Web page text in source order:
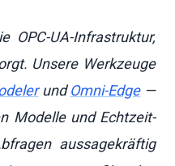
OPC-UA-Infrastruktur,
Unsere Werkzeuge
undOmni-Edge—
Modelle und Echtzeit-
aussagekräftig